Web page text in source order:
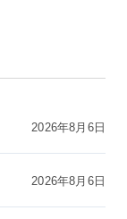
2026年8月6日
2026年8月6日